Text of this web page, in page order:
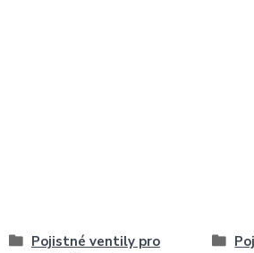
Pojistné ventily pro